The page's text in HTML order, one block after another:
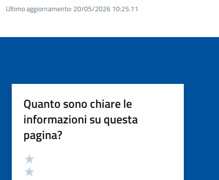
Ultimo aggiornamento: 20/05/2026 10:25.11
Quanto sono chiare le
informazioni su questa
pagina?
Valutazione